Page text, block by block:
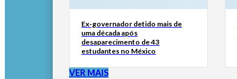
Ex-governador detido mais de
uma década após
desaparecimento de 43
estudantes no México
VER MAIS